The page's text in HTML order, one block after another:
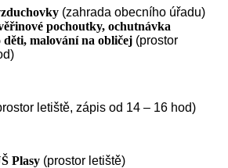
(zahrada obecního úřadu)
pochoutky, ochutnávka
děti, malování na obličej (prostor
letiště, zápis od 14 – 16 hod)
Plasy (prostor letiště)